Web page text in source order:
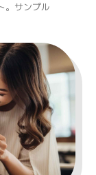
。サンプル